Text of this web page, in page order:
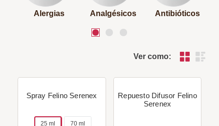
Alergias Analgésicos Antibióticos
Ver como:
Spray Felino Serenex
25 ml 70 ml
Repuesto Difusor Felino
Serenex